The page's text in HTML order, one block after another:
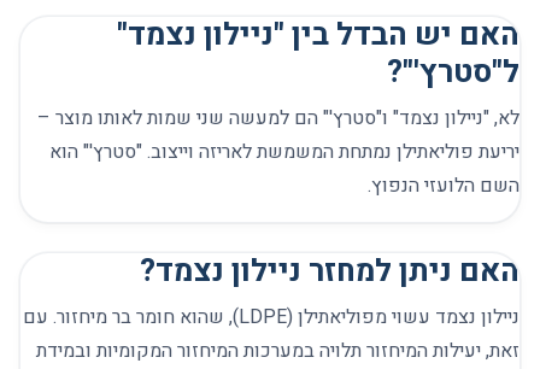
האם יש הבדל בין "ניילון נצמד"
ל"סטרץ'"?
לא, "ניילון נצמד" ו"סטרץ'" הם למעשה שני שמות לאותו מוצר –
יריעת פוליאתילן נמתחת המשמשת לאריזה וייצוב. "סטרץ'" הוא
השם הלועזי הנפוץ.
האם ניתן למחזר ניילון נצמד?
ניילון נצמד עשוי מפוליאתילן (LDPE), שהוא חומר בר מיחזור. עם
זאת, יעילות המיחזור תלויה במערכות המיחזור המקומיות ובמידת